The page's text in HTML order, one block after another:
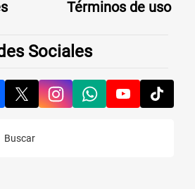
Términos de uso
Sociales